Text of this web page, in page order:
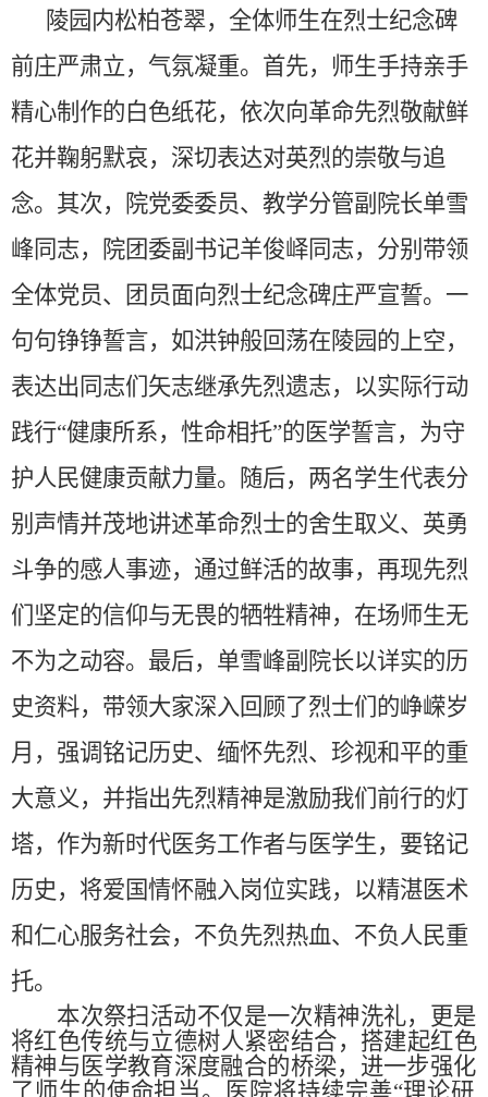
陵园内松柏苍翠，全体师生在烈士纪念碑
前庄严肃立， 气氛凝重。 首先， 师生手持亲手
精心制作的白色纸花，依次向革命先烈敬献鲜
花并鞠躬默哀，深切表达对英烈的崇敬与追
念。 其次， 院党委委员、 教学分管副院长单雪
峰同志，院团委副书记羊俊峄同志，分别带领
全体党员、团员面向烈士纪念碑庄严宣誓。一
句句铮铮誓言，如洪钟般回荡在陵园的上空，
表达出同志们矢志继承先烈遗志，以实际行动
践行“健康所系，性命相托”的医学誓言，为守
护人民健康贡献力量。
随后， 两名学生代表分
别 声情并茂地讲述革命烈士的舍生取义、英勇
斗争的感人事迹，通过鲜活的故事，再现先烈
们坚定的信仰与无畏的牺牲精神，在场师生无
不为之动容。 最后， 单雪峰副院长以详实的历
史资料，带领大家深入回顾了烈士们的峥嵘岁
月，强调铭记历史、缅怀先烈、珍视和平的重
大意义， 并指出先烈精神是激励我们前行的灯
塔， 作为新时代医务工作者与医学生，要铭记
历史，将爱国情怀融入岗位实践，以精湛医术
和仁心服务社会，不负先烈热血、不负人民重
托。
本次祭扫活动不仅是一次精神洗礼，
更是
将红色传统与立德树人紧密结合， 搭建起红色
精神与医学教育深度融合的桥梁， 进一步强化
了师生的使命担当。 医院将持续完善“理论研